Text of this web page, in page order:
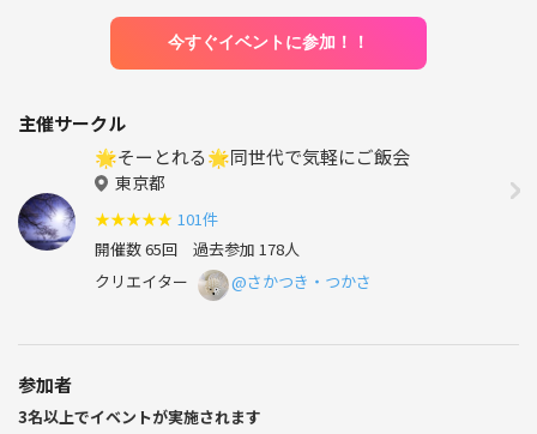
今すぐイベントに参加！！
主催サークル
🌟そーとれる🌟同世代で気軽にご飯会
東京都
★★★★★ 101件
開催数 65回 過去参加 178人
クリエイター
@さかつき・つかさ
参加者
3名以上でイベントが実施されます